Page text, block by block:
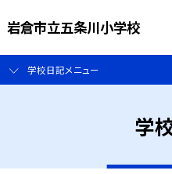
岩倉市立五条川小学校
学校日記メニュー
学